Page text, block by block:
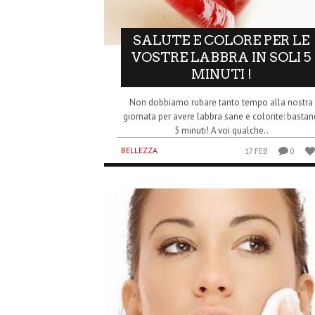
SALUTE E COLORE PER LE
VOSTRE LABBRA IN SOLI 5
MINUTI !
Non dobbiamo rubare tanto tempo alla nostra
giornata per avere labbra sane e colorite:
5 minuti! A voi qualche..
BELLEZZA 17 FEB 0